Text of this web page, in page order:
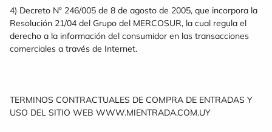
4) Decreto Nº 246/005 de 8 de agosto de 2005, que incorpora la
Resolución 21/04 del Grupo del MERCOSUR, la cual regula el
derecho a la información del consumidor en las transacciones
comerciales a través de Internet.
TERMINOS CONTRACTUALES DE COMPRA DE ENTRADAS Y
USO DEL SITIO WEB WWW.MIENTRADA.COM.UY